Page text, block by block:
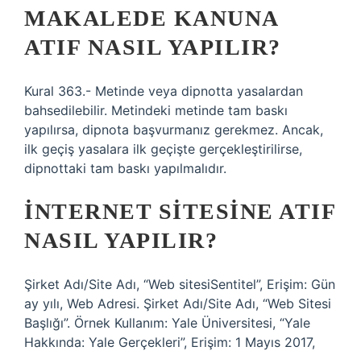
MAKALEDE KANUNA
ATIF NASIL YAPILIR?
Kural 363.- Metinde veya dipnotta yasalardan
bahsedilebilir. Metindeki metinde tam baskı
yapılırsa, dipnota başvurmanız gerekmez. Ancak,
ilk geçiş yasalara ilk geçişte gerçekleştirilirse,
dipnottaki tam baskı yapılmalıdır.
İNTERNET SITESINE ATIF
NASIL YAPILIR?
Şirket Adı/Site Adı, “Web sitesiSentitel”, Erişim: Gün
ay yılı, Web Adresi. Şirket Adı/Site Adı, “Web Sitesi
Başlığı”. Örnek Kullanım: Yale Üniversitesi, “Yale
Hakkında: Yale Gerçekleri”, Erişim: 1 Mayıs 2017,